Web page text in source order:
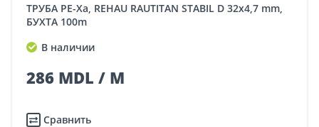
ТРУБА PE-Xa, REHAU RAUTITAN STABIL D 32x4,7 mm,
БУХТА 100m
В наличии
286 MDL / M
Сравнить